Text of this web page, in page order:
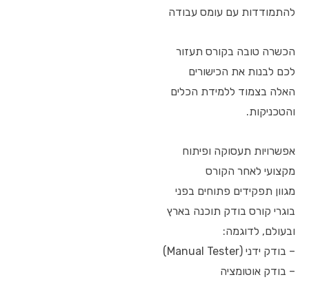
להתמודדות עם עומס עבודה
הכשרה טובה בקורס תעזור
לכם לבנות את הכישורים
האלה בצמוד ללמידת הכלים
והטכניקות.
אפשרויות תעסוקה ופיתוח
מקצועי לאחר הקורס
מגוון תפקידים פתוחים בפני
בוגרי קורס בודק תוכנה בארץ
ובעולם, לדוגמה:
– בודק ידני (Manual Tester)
– בודק אוטומציה